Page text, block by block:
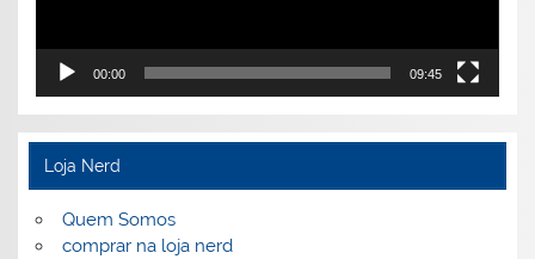
00:00 09:45
Loja Nerd
Quem Somos
comprar na loja nerd